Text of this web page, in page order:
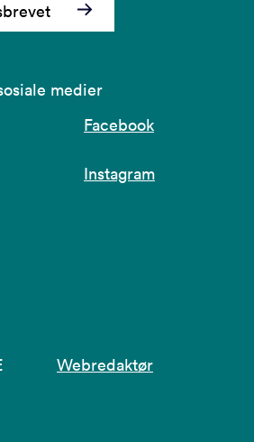
medier
Facebook
Instagram
Webredaktør